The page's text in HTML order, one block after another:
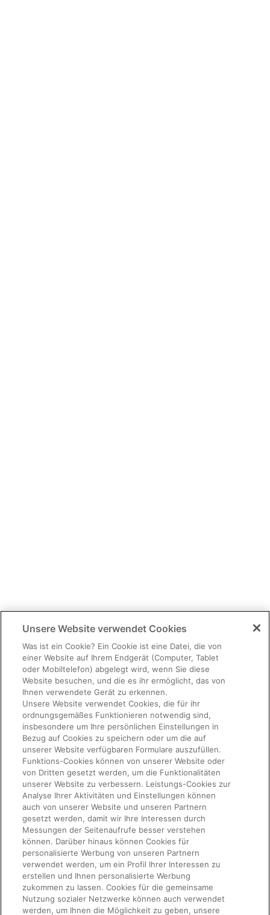
Unsere Website verwendet Cookies
Was ist ein Cookie? Ein Cookie ist eine Datei, die von
einer Website auf Ihrem Endgerät (Computer, Tablet
oder Mobiltelefon) abgelegt wird, wenn Sie diese
Website besuchen, und die es ihr ermöglicht, das von
Ihnen verwendete Gerät zu erkennen.
Unsere Website verwendet Cookies, die für ihr
ordnungsgemäßes Funktionieren notwendig sind,
insbesondere um Ihre persönlichen Einstellungen in
Bezug auf Cookies zu speichern oder um die auf
unserer Website verfügbaren Formulare auszufüllen.
Funktions-Cookies können von unserer Website oder
von Dritten gesetzt werden, um die Funktionalitäten
unserer Website zu verbessern. Leistungs-Cookies zur
Analyse Ihrer Aktivitäten und Einstellungen können
auch von unserer Website und unseren Partnern
gesetzt werden, damit wir Ihre Interessen durch
Messungen der Seitenaufrufe besser verstehen
können. Darüber hinaus können Cookies für
personalisierte Werbung von unseren Partnern
verwendet werden, um ein Profil Ihrer Interessen zu
erstellen und Ihnen personalisierte Werbung
zukommen zu lassen. Cookies für die gemeinsame
Nutzung sozialer Netzwerke können auch verwendet
werden, um Ihnen die Möglichkeit zu geben, unsere